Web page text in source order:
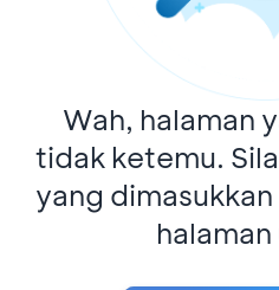
Wah, halaman
tidak ketemu.
yang